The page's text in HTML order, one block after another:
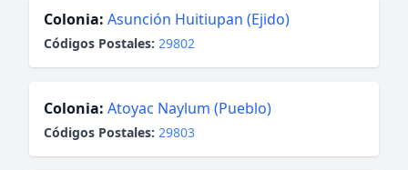
Colonia: Asunción Huitiupan (Ejido)
Códigos Postales: 29802
Colonia: Atoyac Naylum (Pueblo)
Códigos Postales: 29803